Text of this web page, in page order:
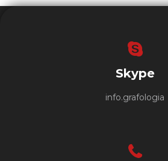
Skype
info.grafologia